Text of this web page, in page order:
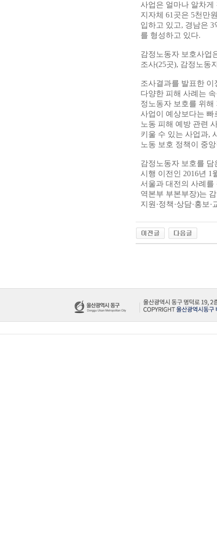
사업은 얼마나 알차
지자체 61곳은 5천만
입하고 있고, 경남은
를 형성하고 있다.
감정노동자 보호사업
조사(25곳), 감정노동
조사결과를 발표한
다양한 피해 사례는
정노동자 보호를 위
사업이 예상보다는
노동 피해 예방 관련
키울 수 있는 사업과,
노동 보호 정책이 중
감정노동자 보호를 담
시행 이전인 2016년 1
서울과 대전의 사례
역본부 부본부장)는
지원·정책·상담·홍보